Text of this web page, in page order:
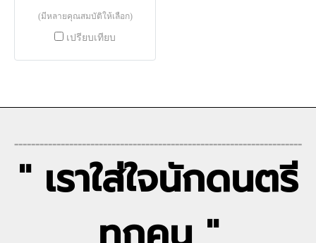
(มีหลายคุณสมบัติให้เลือก)
เปรียบเทียบ
--------------------------------------------------------------------
" เราใส่ใจนักดนตรี